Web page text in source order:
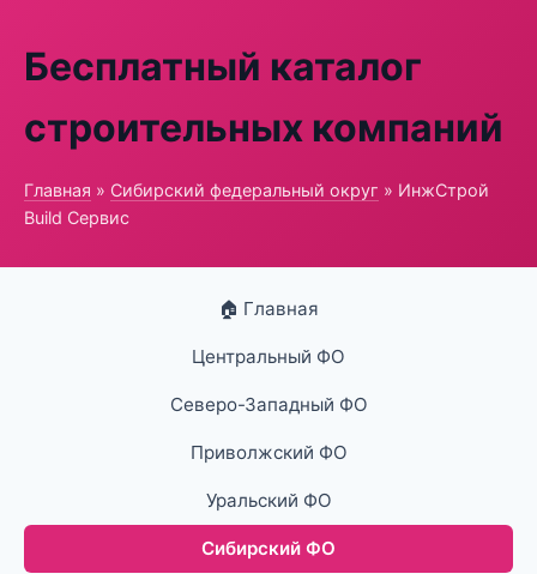
Бесплатный каталог
строительных компаний
Главная » Сибирский федеральный округ » ИнжСтрой
Build Сервис
🏠 Главная
Центральный ФО
Северо-Западный ФО
Приволжский ФО
Уральский ФО
Сибирский ФО